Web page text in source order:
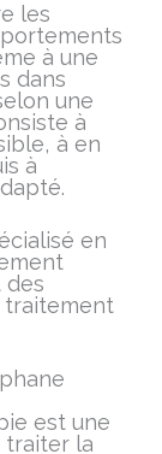
les
à une
dans
une
à
à en
à
en
des
traitement
est une
traiter la